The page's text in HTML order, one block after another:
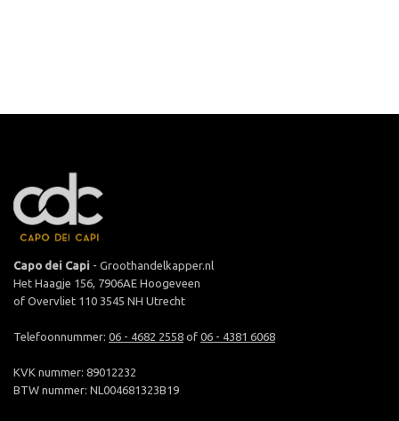
Capo dei Capi - Groothandelkapper.nl
Het Haagje 156, 7906AE Hoogeveen
of Overvliet 110 3545 NH Utrecht
Telefoonnummer: 06 - 4682 2558 of 06 - 4381 6068
KVK nummer: 89012232
BTW nummer: NL004681323B19